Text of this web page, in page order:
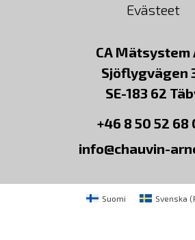
Evästeet
CA Mätsystem
Sjöflygvägen
SE-183 62
+46 8 50 52 68
info@chauvin-
Suomi Svenska (